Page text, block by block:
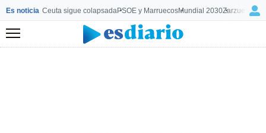
Es noticia Ceuta sigue colapsadaPSOE y MarruecosMundial 2030Zarzuela y
Menú